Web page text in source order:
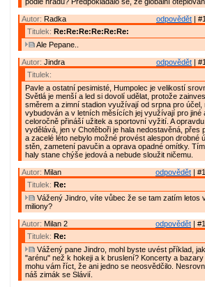
odpovědět |
Autor: Radka
Titulek: Re:Re:Re:Re:Re:Re:
Ale Pepane..
odpovědět |
Autor: Jindra
Titulek:
Pavle a ostatní pesimisté, Humpolec je velikostí
Světlá je menší a led si dovolí udělat, protože
směrem a zimní stadion využívají od srpna pro účel,
vybudován a v letních měsících jej využívají pro jiné
celoročně přináší užitek a sportovní vyžití. A
vydělává, jen v Chotěboři je hala nedostavěná, přes
a zacelé léto nebylo možné provést alespon drobné
stěn, zametení pavučin a oprava opadné omítky.
haly stane chýše jedová a nebude sloužit ničemu.
odpovědět |
Autor: Milan
Titulek: Re:
Vážený Jindro, víte vůbec že se tam zatím letos
miliony?
odpovědět |
Autor: Milan 2
Titulek: Re:
Vážený pane Jindro, mohl byste uvést příklad,
"arénu" než k hokeji a k bruslení? Koncerty a
mohu vám říct, že ani jedno se neosvědčilo.
náš zimák se Slávií.